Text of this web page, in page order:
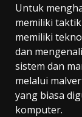
Untuk
memiliki
memiliki
dan
sistem dan
melalui
yang biasa
komputer.